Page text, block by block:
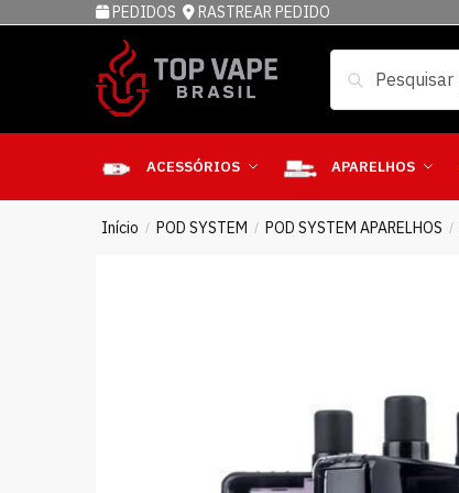
PEDIDOS RASTREAR PEDIDO
ACESSÓRIOS APARELHOS
Início / POD SYSTEM / POD SYSTEM APARELHOS /